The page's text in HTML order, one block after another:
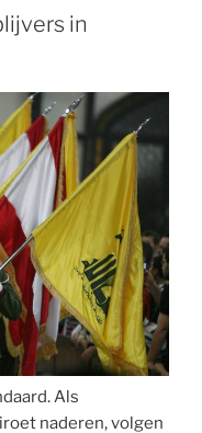
in
Als
naderen, volgen